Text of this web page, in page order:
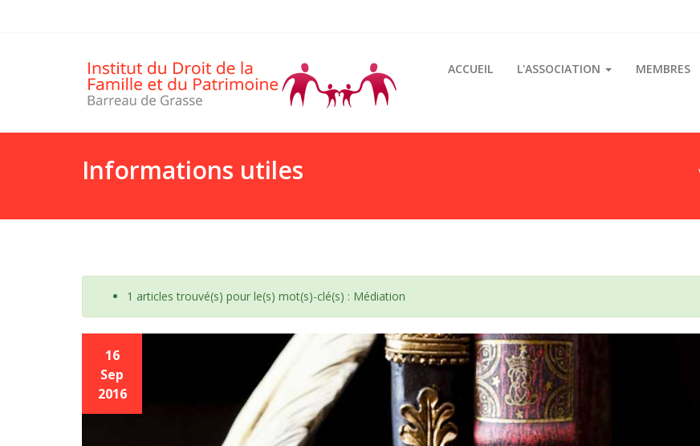
ACCUEIL L'ASSOCIATION MEMBRES
Informations utiles
1 articles trouvé(s) pour le(s) mot(s)-clé(s) : Médiation
16
Sep
2016